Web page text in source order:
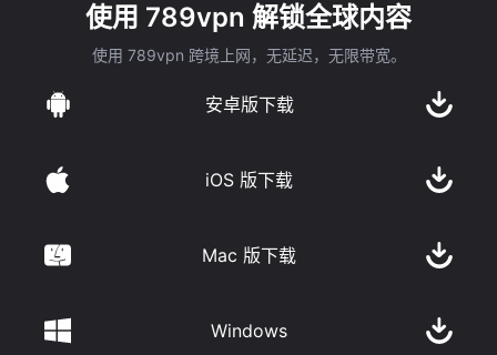
使用 789vpn 解锁全球内容
使用 789vpn 跨境上网，无延迟，无限带宽。
安卓版下载
iOS 版下载
Mac 版下载
Windows